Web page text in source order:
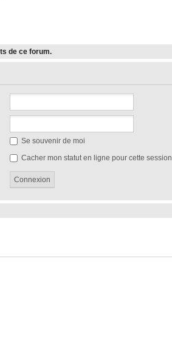
de ce forum.
Se souvenir de moi
Cacher mon statut en ligne pour cette session